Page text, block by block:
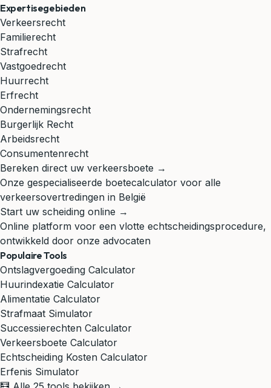
Expertisegebieden
Verkeersrecht
Familierecht
Strafrecht
Vastgoedrecht
Huurrecht
Erfrecht
Ondernemingsrecht
Burgerlijk Recht
Arbeidsrecht
Consumentenrecht
Bereken direct uw verkeersboete →
Onze gespecialiseerde boetecalculator voor alle
verkeersovertredingen in België
Start uw scheiding online →
Online platform voor een vlotte echtscheidingsprocedure,
ontwikkeld door onze advocaten
Populaire Tools
Ontslagvergoeding Calculator
Huurindexatie Calculator
Alimentatie Calculator
Strafmaat Simulator
Successierechten Calculator
Verkeersboete Calculator
Echtscheiding Kosten Calculator
Erfenis Simulator